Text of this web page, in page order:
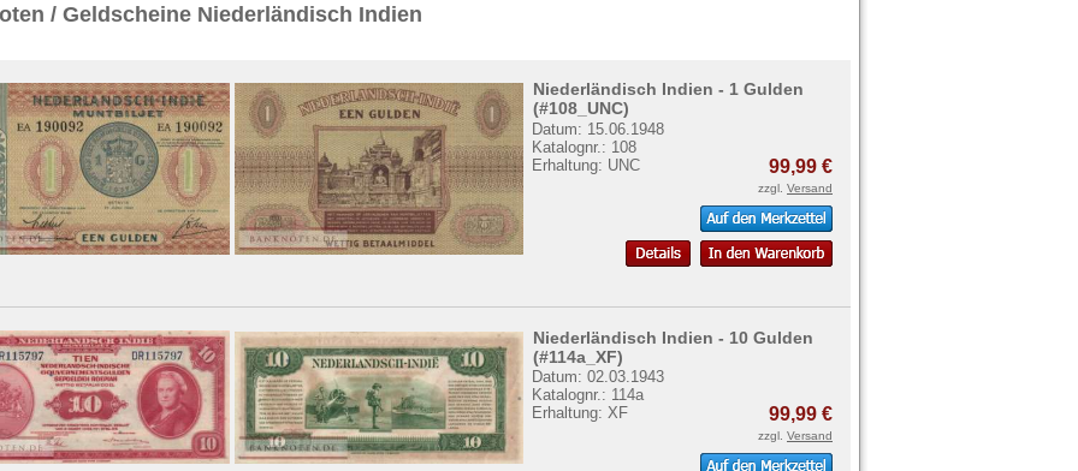
/ Geldscheine Niederländisch Indien
Niederländisch Indien - 1 Gulden
(#108_UNC)
Datum: 15.06.1948
Katalognr.: 108
Erhaltung: UNC
99,99 €
zzgl. Versand
Niederländisch Indien - 10 Gulden
(#114a_XF)
Datum: 02.03.1943
Katalognr.: 114a
Erhaltung: XF
99,99 €
zzgl. Versand